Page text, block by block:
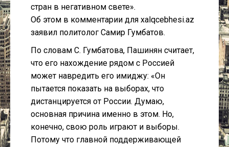
стран в негативном свете».
Об этом в комментарии для xalqcebhesi.az
заявил политолог Самир Гумбатов.
По словам С. Гумбатова, Пашинян считает,
что его нахождение рядом с Россией
может навредить его имиджу: «Он
пытается показать на выборах, что
дистанцируется от России. Думаю,
основная причина именно в этом. Но,
конечно, свою роль играют и выборы.
Потому что главной поддерживающей